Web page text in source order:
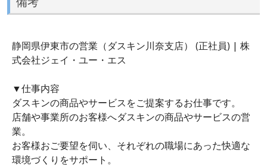
静岡県伊東市の営業（ダスキン川奈支店） (正社員) | 株
式会社ジェイ・ユー・エス
▼仕事内容
ダスキンの商品やサービスをご提案するお仕事です。
店舗や事業所のお客様へダスキンの商品やサービスの営
業。
お客様おご要望を伺い、それぞれの職場にあった快適な
環境づくりをサポート。